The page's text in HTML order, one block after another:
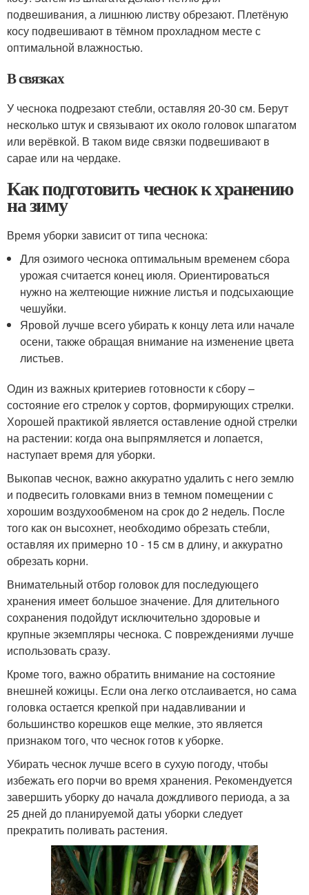
подвешивания, а лишнюю листву обрезают. Плетёную
косу подвешивают в тёмном прохладном месте с
оптимальной влажностью.
В связках
У чеснока подрезают стебли, оставляя 20-30 см. Берут
несколько штук и связывают их около головок шпагатом
или верёвкой. В таком виде связки подвешивают в
сарае или на чердаке.
Как подготовить чеснок к хранению
на зиму
Время уборки зависит от типа чеснока:
Для озимого чеснока оптимальным временем сбора
урожая считается конец июля. Ориентироваться
нужно на желтеющие нижние листья и подсыхающие
чешуйки.
Яровой лучше всего убирать к концу лета или начале
осени, также обращая внимание на изменение цвета
листьев.
Один из важных критериев готовности к сбору –
состояние его стрелок у сортов, формирующих стрелки.
Хорошей практикой является оставление одной стрелки
на растении: когда она выпрямляется и лопается,
наступает время для уборки.
Выкопав чеснок, важно аккуратно удалить с него землю
и подвесить головками вниз в темном помещении с
хорошим воздухообменом на срок до 2 недель. После
того как он высохнет, необходимо обрезать стебли,
оставляя их примерно 10 - 15 см в длину, и аккуратно
обрезать корни.
Внимательный отбор головок для последующего
хранения имеет большое значение. Для длительного
сохранения подойдут исключительно здоровые и
крупные экземпляры чеснока. С повреждениями лучше
использовать сразу.
Кроме того, важно обратить внимание на состояние
внешней кожицы. Если она легко отслаивается, но сама
головка остается крепкой при надавливании и
большинство корешков еще мелкие, это является
признаком того, что чеснок готов к уборке.
Убирать чеснок лучше всего в сухую погоду, чтобы
избежать его порчи во время хранения. Рекомендуется
завершить уборку до начала дождливого периода, а за
25 дней до планируемой даты уборки следует
прекратить поливать растения.